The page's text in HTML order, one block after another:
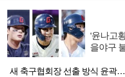
‘윤나고
을야구
새 축구협회장 선출 방식 윤곽